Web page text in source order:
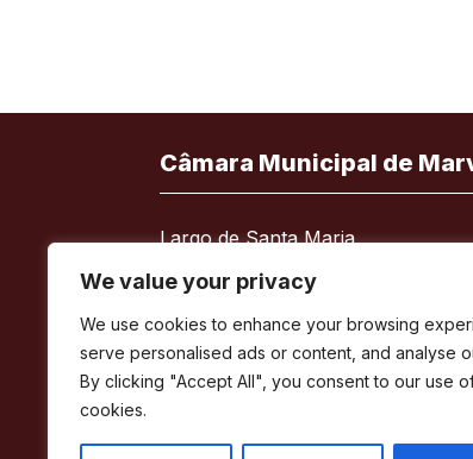
We value your privacy
We use cookies to enhance your browsing
serve personalised ads or content, and analyse
By clicking "Accept All", you consent to our use
cookies.
Câmara Municipal de
Largo de Santa Maria
7330-101 Marvão
Fax: 245 909 526
E-mail: geral@cm-marvao.pt